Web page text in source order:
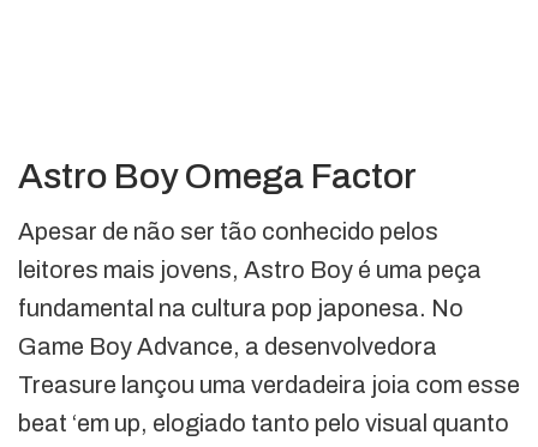
Astro Boy Omega Factor
Apesar de não ser tão conhecido pelos
leitores mais jovens, Astro Boy é uma peça
fundamental na cultura pop japonesa. No
Game Boy Advance, a desenvolvedora
Treasure lançou uma verdadeira joia com esse
beat ‘em up, elogiado tanto pelo visual quanto